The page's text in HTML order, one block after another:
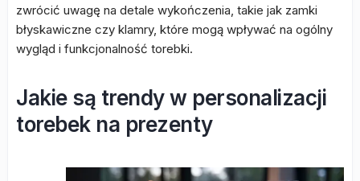
zwrócić uwagę na detale wykończenia, takie jak zamki
błyskawiczne czy klamry, które mogą wpływać na ogólny
wygląd i funkcjonalność torebki.
Jakie są trendy w personalizacji
torebek na prezenty